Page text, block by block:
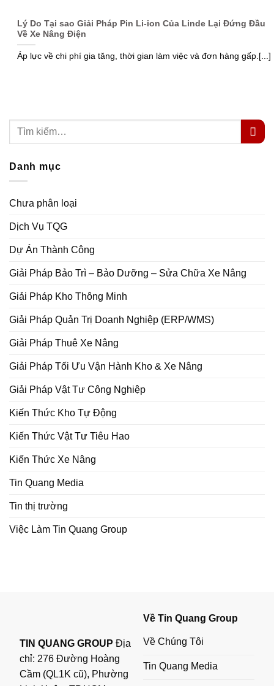
Lý Do Tại sao Giải Pháp Pin Li-ion Của Linde Lại Đứng Đầu
Về Xe Nâng Điện
Áp lực về chi phí gia tăng, thời gian làm việc và đơn hàng gấp.[...]
Danh mục
Chưa phân loại
Dịch Vụ TQG
Dự Án Thành Công
Giải Pháp Bảo Trì – Bảo Dưỡng – Sửa Chữa Xe Nâng
Giải Pháp Kho Thông Minh
Giải Pháp Quản Trị Doanh Nghiệp (ERP/WMS)
Giải Pháp Thuê Xe Nâng
Giải Pháp Tối Ưu Vận Hành Kho & Xe Nâng
Giải Pháp Vật Tư Công Nghiệp
Kiến Thức Kho Tự Động
Kiến Thức Vật Tư Tiêu Hao
Kiến Thức Xe Nâng
Tin Quang Media
Tin thị trường
Việc Làm Tin Quang Group
TIN QUANG GROUP Địa
chỉ: 276 Đường Hoàng
Cầm (QL1K cũ), Phường
Về Tin Quang Group
Về Chúng Tôi
Tin Quang Media